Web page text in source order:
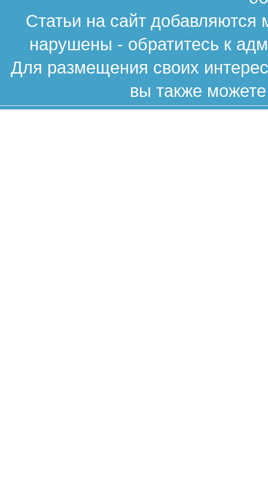
Статьи на сайт
нарушены - обратитесь к
Для размещения своих
вы также